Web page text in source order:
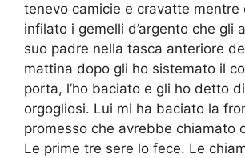
tenevo camicie e cravatte mentre
infilato i gemelli d’argento che gli
suo padre nella tasca anteriore
mattina dopo gli ho sistemato il
porta, l’ho baciato e gli ho detto
orgogliosi. Lui mi ha baciato la
promesso che avrebbe chiamato
Le prime tre sere lo fece. Le